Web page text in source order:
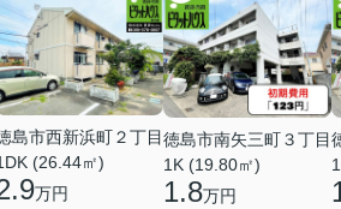
島市西新浜町２丁目
(26.44㎡)
万円
徳島市南矢三町３丁目
1K (19.80㎡)
1.8万円